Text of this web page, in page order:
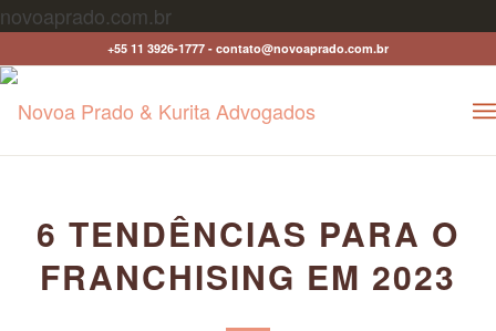
novoaprado.com.br
+55 11 3926-1777 - contato@novoaprado.com.br
6 TENDÊNCIAS PARA O
FRANCHISING EM 2023